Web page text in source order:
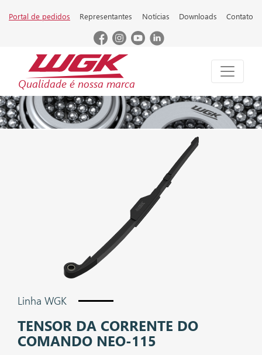
Portal de pedidos Representantes Notícias Downloads Contato
Qualidade é nossa marca
Linha WGK
TENSOR DA CORRENTE DO
COMANDO NEO-115